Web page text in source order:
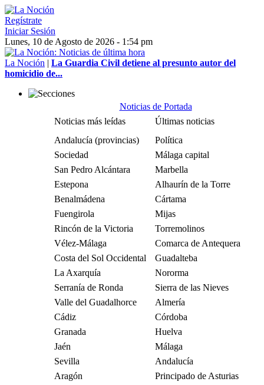
Regístrate
Iniciar Sesión
Lunes, 10 de Agosto de 2026 - 1:54 pm
La Noción | La Guardia Civil detiene al presunto autor del
homicidio de...
Noticias de Portada
Noticias más leídas
Últimas noticias
Andalucía (provincias)
Política
Sociedad
Málaga capital
San Pedro Alcántara
Marbella
Estepona
Alhaurín de la Torre
Benalmádena
Cártama
Fuengirola
Mijas
Rincón de la Victoria
Torremolinos
Vélez-Málaga
Comarca de Antequera
Costa del Sol Occidental
Guadalteba
La Axarquía
Nororma
Serranía de Ronda
Sierra de las Nieves
Valle del Guadalhorce
Almería
Cádiz
Córdoba
Granada
Huelva
Jaén
Málaga
Sevilla
Andalucía
Aragón
Principado de Asturias